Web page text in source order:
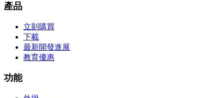
產品
立刻購買
下載
最新開發進展
教育優惠
功能